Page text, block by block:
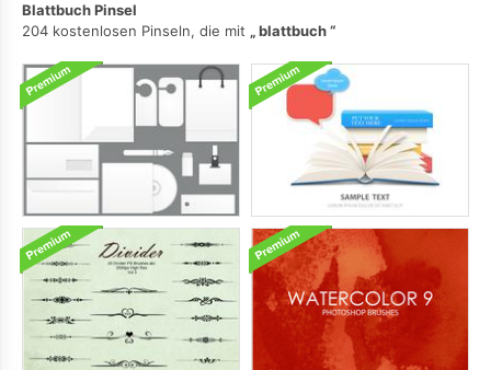
Blattbuch Pinsel
204 kostenlosen Pinseln, die mit
blattbuch